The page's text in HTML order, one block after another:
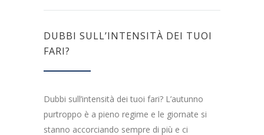
DUBBI SULL’INTENSITÀ DEI TUOI
FARI?
Dubbi sull’intensità dei tuoi fari? L’autunno
purtroppo è a pieno regime e le giornate si
stanno accorciando sempre di più e ci